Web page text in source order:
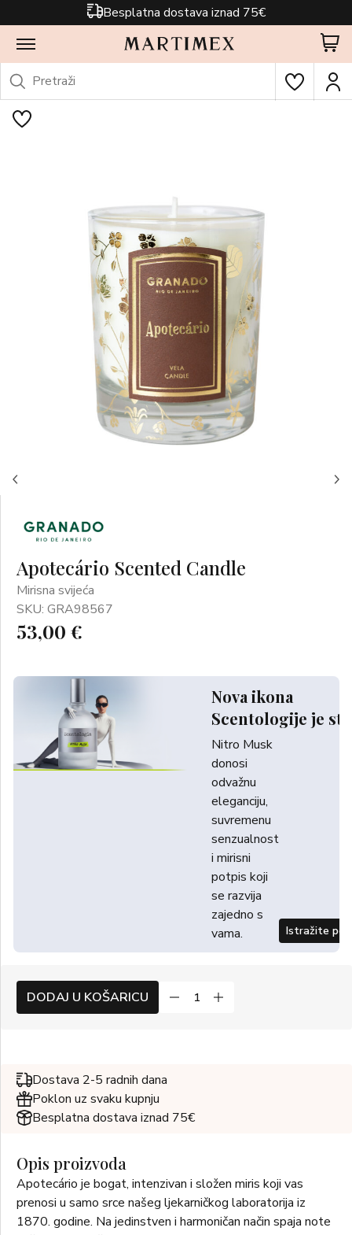
Besplatna dostava iznad 75€
Apotecário Scented Candle
Mirisna svijeća
SKU: GRA98567
53,00 €
Nova ikona
Scentologije je
Nitro Musk
donosi
odvažnu
eleganciju,
suvremenu
senzualnost
i mirisni
potpis koji
se razvija
zajedno s
vama.
Istražite
DODAJ U KOŠARICU
Dostava 2-5 radnih dana
Poklon uz svaku kupnju
Besplatna dostava iznad 75€
Opis proizvoda
Apotecário je bogat, intenzivan i složen miris koji vas
prenosi u samo srce našeg ljekarničkog laboratorija iz
1870. godine. Na jedinstven i harmoničan način spaja note